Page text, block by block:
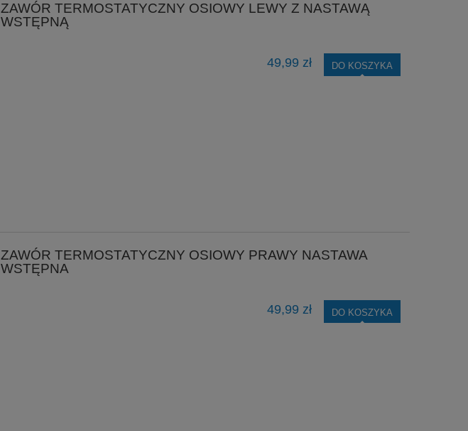
ZAWÓR TERMOSTATYCZNY OSIOWY LEWY Z NASTAWĄ
WSTĘPNĄ
49,99 zł DO KOSZYKA
ZAWÓR TERMOSTATYCZNY OSIOWY PRAWY NASTAWA
WSTĘPNA
49,99 zł DO KOSZYKA